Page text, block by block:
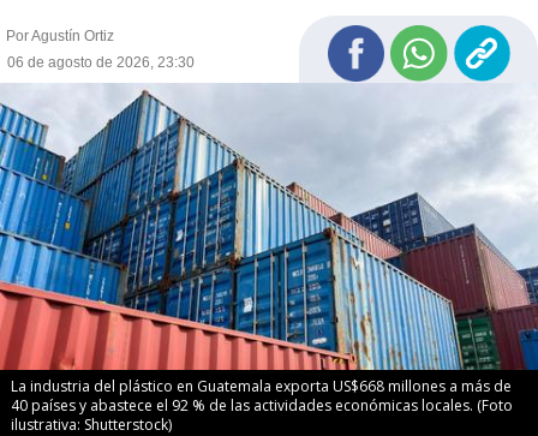
Por Agustín Ortiz
06 de agosto de 2026, 23:30
La industria del plástico en Guatemala exporta US$668 millones a más de
40 países y abastece el 92 % de las actividades económicas locales. (Foto
ilustrativa: Shutterstock)